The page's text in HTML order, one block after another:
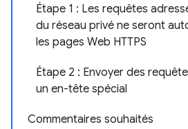
Étape 1 : Les requêtes
du réseau privé ne seront
les pages Web HTTPS
Étape 2 : Envoyer des
un en-tête spécial
Commentaires souhaités